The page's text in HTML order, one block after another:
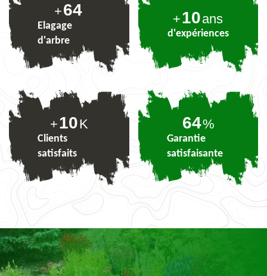
+78
Elagage
d'arbre
+10ans
d'expériences
+10K
Clients
satisfaits
78%
Garantie
satisfaisante